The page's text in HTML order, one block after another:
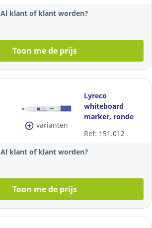
Al klant of klant worden?
Toon me de prijs
varianten
Lyreco
whiteboard
marker, ronde
blauw, per stuk
Ref: 151.012
Al klant of klant worden?
Toon me de prijs